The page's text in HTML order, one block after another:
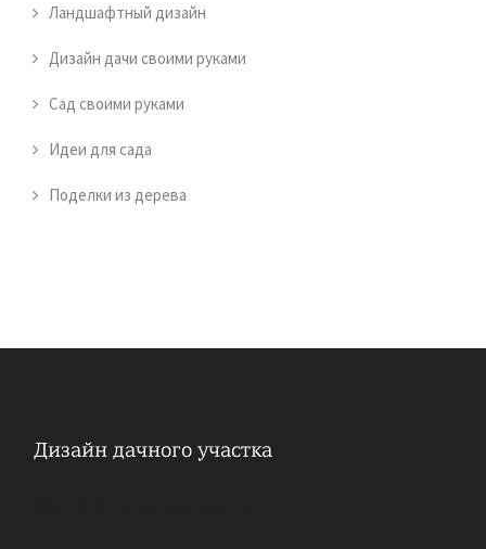
Ландшафтный дизайн
Дизайн дачи своими руками
Сад своими руками
Идеи для сада
Поделки из дерева